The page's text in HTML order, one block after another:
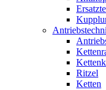
Ritzel
Ketten